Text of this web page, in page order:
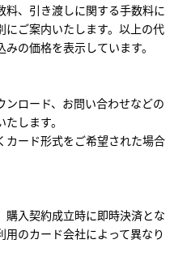
料、引き渡しに関する手数料に
にご案内いたします。以上の代
の価格を表示しています。
ロード、お問い合わせなどの
します。
カード形式をご希望された場合
購入契約成立時に即時決済とな
のカード会社によって異なり